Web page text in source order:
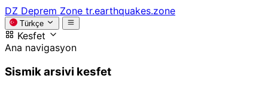
DZ Deprem Zone tr.earthquakes.zone
Türkçe
Kesfet
Ana navigasyon
Sismik arsivi kesfet